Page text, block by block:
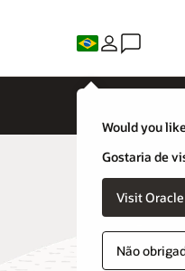
Would you
Gostaria de
Visit
Não